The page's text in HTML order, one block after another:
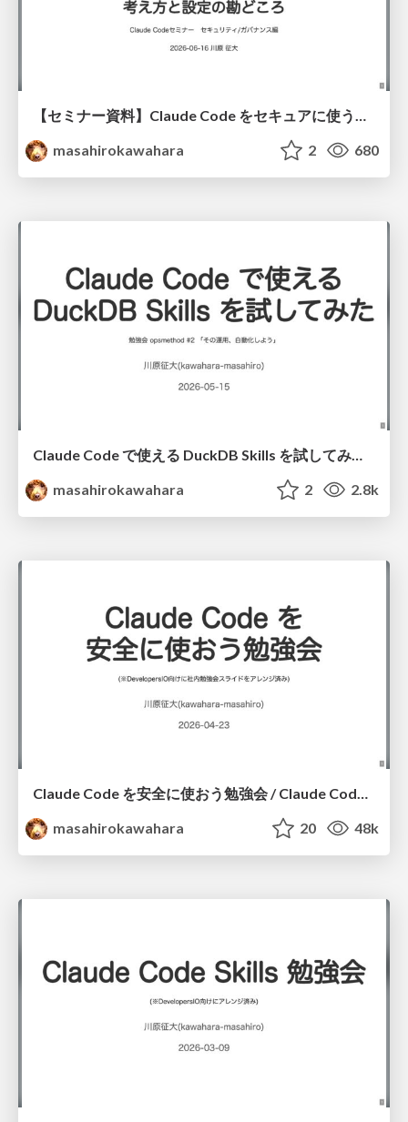
【セミナー資料】Claude Code をセキュアに使うための考え方と設定の勘どころ / Claude Code Webinar 20260616
masahirokawahara
2 680
masahirokawahara
2 2.8k
Claude Code を安全に使おう勉強会 / Claude Code Security Basics
masahirokawahara
20 48k